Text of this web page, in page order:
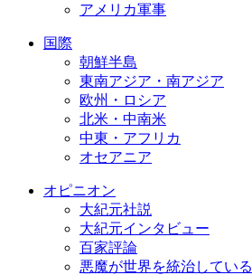
アメリカ軍事
国際
朝鮮半島
東南アジア・南アジア
欧州・ロシア
北米・中南米
中東・アフリカ
オセアニア
オピニオン
大紀元社説
大紀元インタビュー
百家評論
悪魔が世界を統治している